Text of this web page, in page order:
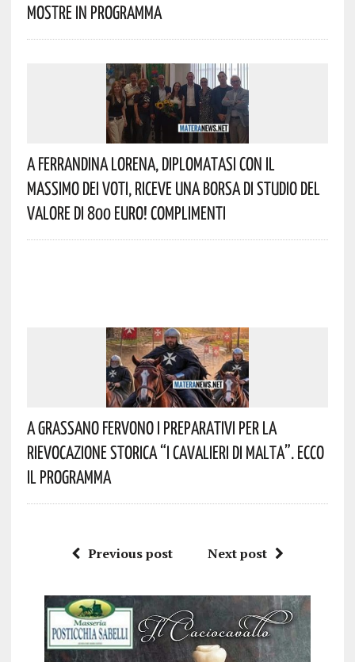
Mostre In Programma
A Ferrandina Lorena, Diplomatasi Con Il
Massimo Dei Voti, Riceve Una Borsa Di Studio Del
Valore Di 800 Euro! Complimenti
A Grassano Fervono I Preparativi Per La
Rievocazione Storica “I CAVALIERI DI MALTA”. Ecco
Il Programma
Previous post Next post